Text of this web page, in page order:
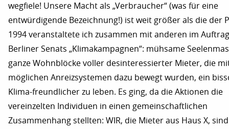
wegfiele! Unsere Macht als „Verbraucher“ (was für eine
entwürdigende Bezeichnung!) ist weit größer als die der
1994 veranstaltete ich zusammen mit anderen im
Berliner Senats „Klimakampagnen“: mühsame
ganze Wohnblöcke voller desinteressierter Mieter, die
möglichen Anreizsystemen dazu bewegt wurden, ein
Klima-freundlicher zu leben. Es ging, da die Aktionen die
vereinzelten Individuen in einen gemeinschaftlichen
Zusammenhang stellten: WIR, die Mieter aus Haus X, sind